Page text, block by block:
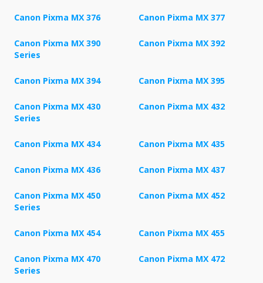
Canon Pixma MX 376 Canon Pixma MX 377
Canon Pixma MX 390
Series
Canon Pixma MX 392
Canon Pixma MX 394 Canon Pixma MX 395
Canon Pixma MX 430
Series
Canon Pixma MX 432
Canon Pixma MX 434 Canon Pixma MX 435
Canon Pixma MX 436 Canon Pixma MX 437
Canon Pixma MX 450
Series
Canon Pixma MX 452
Canon Pixma MX 454 Canon Pixma MX 455
Canon Pixma MX 470
Series
Canon Pixma MX 472